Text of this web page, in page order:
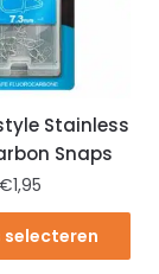
Stainless
Snaps
€1,95
selecteren